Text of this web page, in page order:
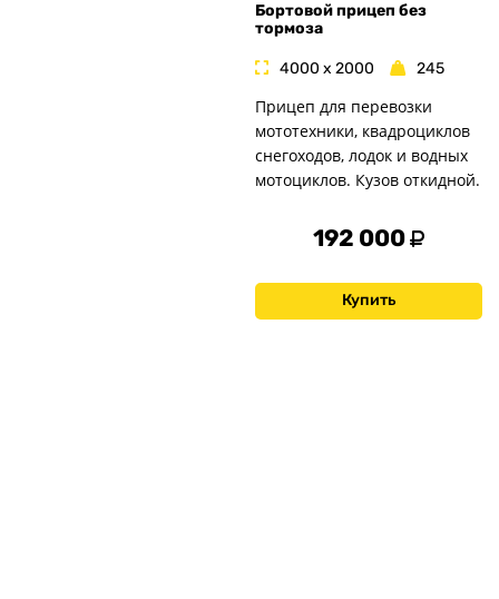
Бортовой прицеп без
тормоза
4000 x 2000 245
Прицеп для перевозки
мототехники, квадроциклов
снегоходов, лодок и водных
мотоциклов. Кузов откидной.
192 000
Купить